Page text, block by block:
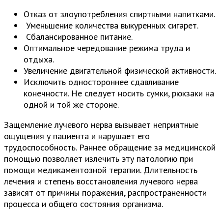
Отказ от злоупотребления спиртными напитками.
Уменьшение количества выкуренных сигарет.
Сбалансированное питание.
Оптимальное чередование режима труда и
отдыха.
Увеличение двигательной физической активности.
Исключить одностороннее сдавливание
конечности. Не следует носить сумки, рюкзаки на
одной и той же стороне.
Защемление лучевого нерва вызывает неприятные
ощущения у пациента и нарушает его
трудоспособность. Раннее обращение за медицинской
помощью позволяет излечить эту патологию при
помощи медикаментозной терапии. Длительность
лечения и степень восстановления лучевого нерва
зависят от причины поражения, распространенности
процесса и общего состояния организма.